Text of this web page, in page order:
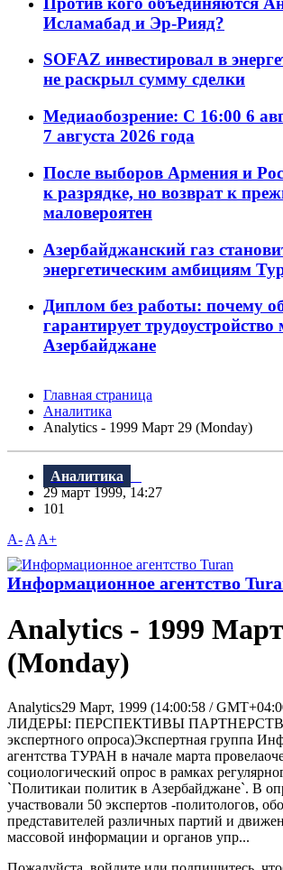
Исламабад и Эр-Рияд?
SOFAZ инвестировал в
не раскрыл сумму сделки
Медиаобозрение: С 16:00 6
7 августа 2026 года
После выборов Армения и
к разрядке, но возврат к
маловероятен
Азербайджанский газ
энергетическим амбициям
Диплом без работы: почему
гарантирует
Азербайджане
Главная страница
Аналитика
Analytics - 1999 Март 29 (Monday)
Аналитика
29 март 1999, 14:27
101
A- A A+
Информационное агентство
Analytics - 1999
(Monday)
Analytics29 Март, 1999 (14:00:58 /
ЛИДЕРЫ: ПЕРСПЕКТИВЫ ПАРТНЕРСТВА
экспертного опроса)Экспертная группа
агентства ТУРАН в начале марта
социологический опрос в рамках
`Политикаи политик в Азербайджане`. В
участвовали 50 экспертов -политологов,
представителей различных партий и
массовой информации и органов упр...